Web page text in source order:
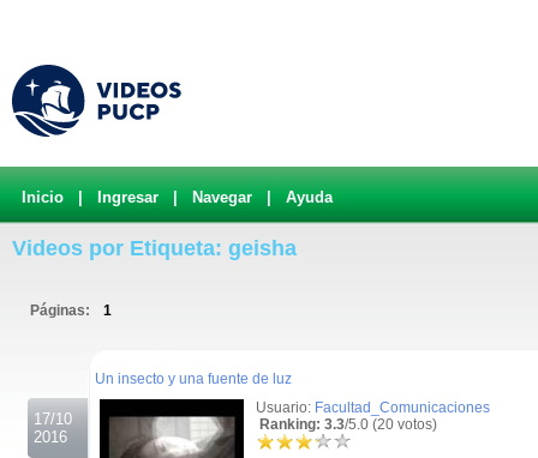
Inicio Ingresar Navegar Ayuda
Videos por Etiqueta: geisha
Páginas: 1
17/10
2016
Un insecto y una fuente de luz
Usuario: Facultad_Comunicaciones
Ranking: 3.3/5.0 (20 votos)